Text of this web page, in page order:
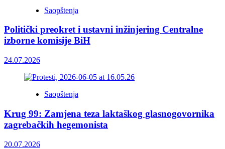
Saopštenja
Politički preokret i ustavni inžinjering Centralne
izborne komisije BiH
24.07.2026
Saopštenja
Krug 99: Zamjena teza laktaškog glasnogovornika
zagrebačkih hegemonista
20.07.2026